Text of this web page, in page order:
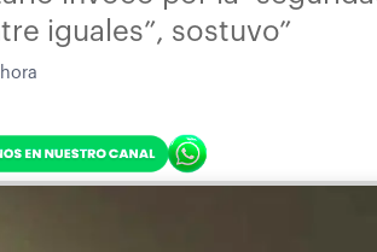
iguales”, sostuvo”